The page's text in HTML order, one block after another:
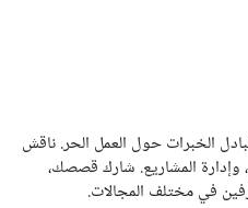
الخبرات حول العمل الحر. ناقش
وإدارة المشاريع. شارك قصصك،
في مختلف المجالات.